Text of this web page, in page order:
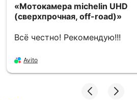
«Мотокамера michelin UHD
(сверхпрочная, off-road)»
Всё честно! Рекомендую!!!
Avito